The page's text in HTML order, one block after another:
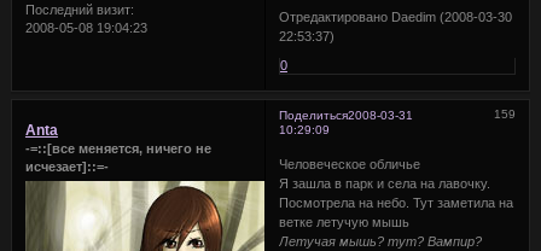
Последний визит:
2008-05-08 19:04:23
Отредактировано Daedim (2008-03-30
22:53:37)
0
Поделиться 159
2008-03-31
10:29:09
Anta
-=::[все меняется, ничего не
исчезает]::=-
Человеческое обличье
Я зашла в парк и села на лавочку.
Посмотрела на небо. Тут заметила на
ветке летучую мышь
Летучая мышь? тут? Вампир?